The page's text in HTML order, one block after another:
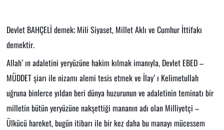
Devlet BAHÇELİ demek; Mili Siyaset, Millet Aklı ve Cumhur İttifakı
demektir.
Allah’ ın adaletini yeryüzüne hakim kılmak imanıyla, Devlet EBED –
MÜDDET şiarı ile nizamı alemi tesis etmek ve İlay’ ı Kelimetullah
uğruna binlerce yıldan beri dünya huzurunun ve adaletinin teminatı bir
milletin bütün yeryüzüne nakşettiği mananın adı olan Milliyetçi –
Ülkücü hareket, bugün itibarı ile bir kez daha bu manayı mücessem